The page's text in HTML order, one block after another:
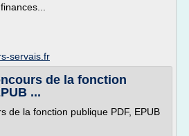
servais.fr
de la fonction
...
de la fonction publique PDF, EPUB